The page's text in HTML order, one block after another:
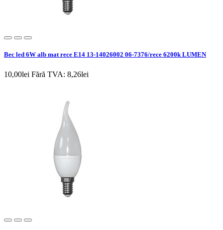
Bec led 6W alb mat rece E14 13-14026002 06-7376/rece 6200k LUMEN
10,00lei Fără TVA: 8,26lei